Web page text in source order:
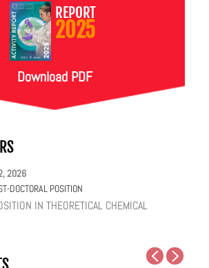
REPORT
2025
Download PDF
2026
DOCTORAL POSITION
IN THEORETICAL CHEMICAL